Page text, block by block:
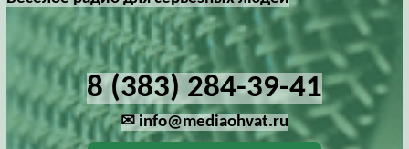
8 (383) 284-39-41
✉ info@mediaohvat.ru